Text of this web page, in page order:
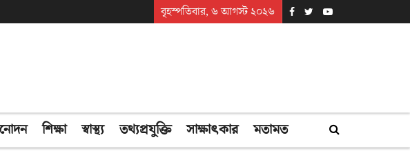
বৃহস্পতিবার, ৬ আগস্ট ২০২৬
শিক্ষা স্বাস্থ্য তথ্যপ্রযুক্তি সাক্ষাৎকার মতামত